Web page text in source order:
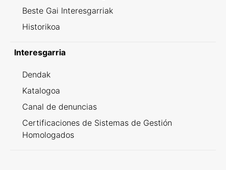
Beste Gai Interesgarriak
Historikoa
Interesgarria
Dendak
Katalogoa
Canal de denuncias
Certificaciones de Sistemas de Gestión
Homologados